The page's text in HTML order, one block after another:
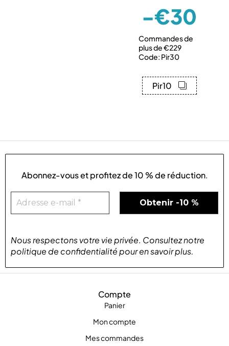
-€30
Commandes de
plus de €229
Code: Pir30
Pir10
Compte
Panier
Mon compte
Mes commandes
Abonnez-vous et profitez de10 % de réduction.
Nous respectons votre vie privée. Consultez notre
politique de confidentialitépouren savoir plus.